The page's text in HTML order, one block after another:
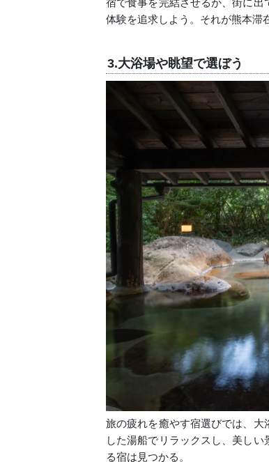
宿で食事を完結させるか、街に
体験を追求しよう。それが熊本滞
3.大浴場や眺望で選ぼう
旅の疲れを癒やす宿選びでは、大
した湯船でリラックスし、美し
る宿は見つかる。